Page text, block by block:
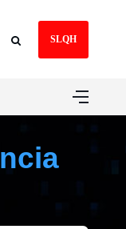
SLQH